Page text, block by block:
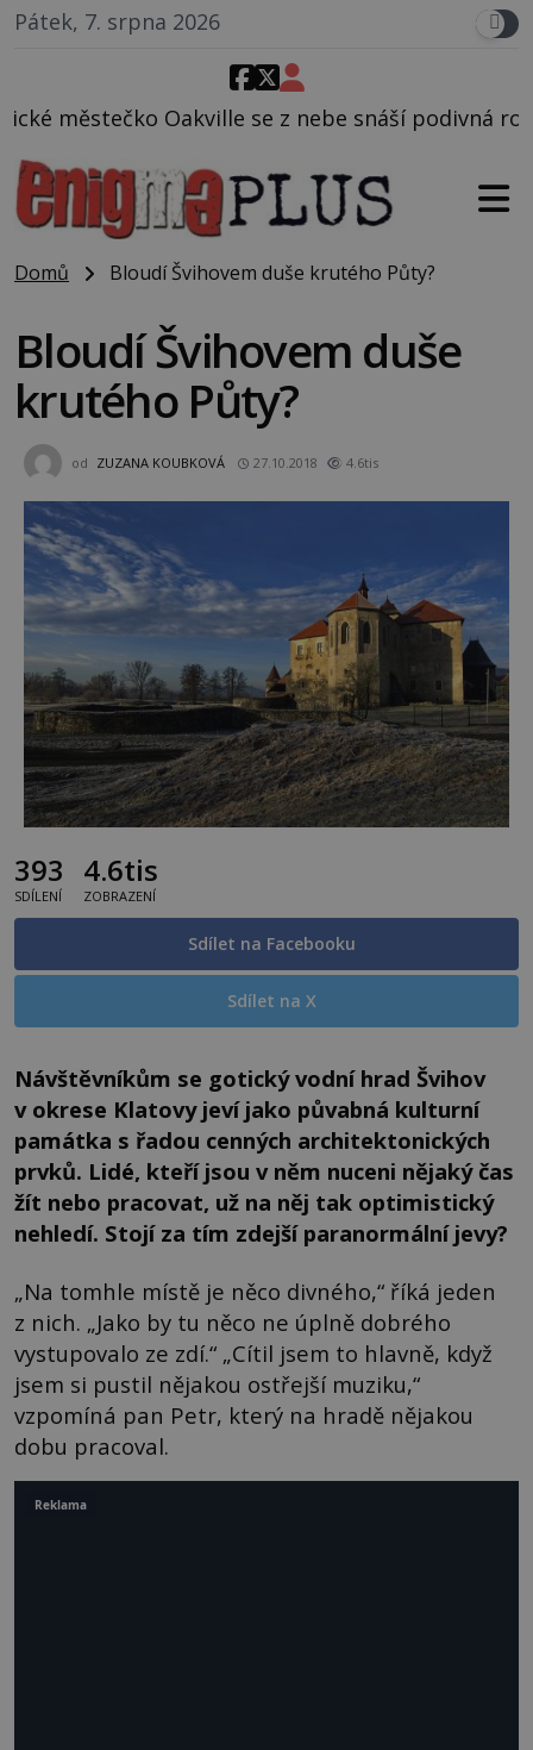
Pátek, 7. srpna 2026
se z nebe snáší podivná rosolovitá látka
Domů Bloudí Švihovem duše krutého Půty?
Bloudí Švihovem duše
krutého Půty?
od ZUZANA KOUBKOVÁ 27.10.2018 4.6tis
393
SDÍLENÍ
4.6tis
ZOBRAZENÍ
Sdílet na Facebooku
Sdílet na X
Návštěvníkům se gotický vodní hrad Švihov
v okrese Klatovy jeví jako půvabná kulturní
památka s řadou cenných architektonických
prvků. Lidé, kteří jsou v něm nuceni nějaký čas
žít nebo pracovat, už na něj tak optimistický
nehledí. Stojí za tím zdejší paranormální jevy?
„Na tomhle místě je něco divného,“ říká jeden
z nich. „Jako by tu něco ne úplně dobrého
vystupovalo ze zdí.“ „Cítil jsem to hlavně, když
jsem si pustil nějakou ostřejší muziku,“
vzpomíná pan Petr, který na hradě nějakou
dobu pracoval.
Reklama